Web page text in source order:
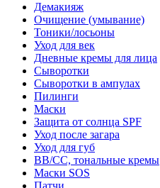
Демакияж
Очищение (умывание)
Тоники/лосьоны
Уход для век
Дневные кремы для лица
Сыворотки
Сыворотки в ампулах
Пилинги
Маски
Защита от солнца SPF
Уход после загара
Уход для губ
BB/CC, тональные кремы
Маски SOS